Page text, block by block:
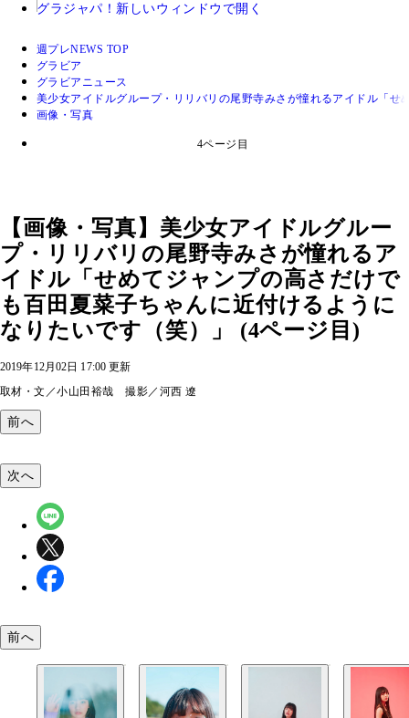
グラジャパ！ 新しいウィンドウで開く
週プレNEWS TOP
グラビア
グラビアニュース
美少女アイドルグループ・リリバリの尾野寺みさが憧れるアイドル「
画像・写真
4ページ目
【画像・写真】美少女アイドルグルー
プ・リリバリの尾野寺みさが憧れるア
イドル「せめてジャンプの高さだけで
も百田夏菜子ちゃんに近付けるように
なりたいです（笑）」 (4ページ目)
2019年12月02日 17:00 更新
取材・文／小山田裕哉 撮影／河西 遼
前へ
次へ
前へ